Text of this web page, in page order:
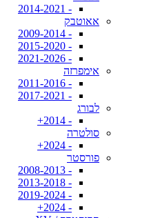
- 2014-2021
אאוטבק
- 2009-2014
- 2015-2020
- 2021-2026
אימפרזה
- 2011-2016
- 2017-2021
לבורג
- 2014+
סולטרה
- 2024+
פורסטר
- 2008-2013
- 2013-2018
- 2019-2024
- 2024+